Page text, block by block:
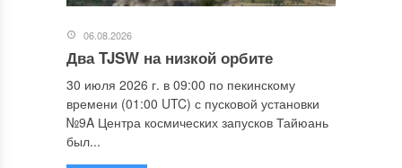
06.08.2026
Два TJSW на низкой орбите
30 июля 2026 г. в 09:00 по пекинскому
времени (01:00 UTC) с пусковой установки
№9A Центра космических запусков Тайюань
был...